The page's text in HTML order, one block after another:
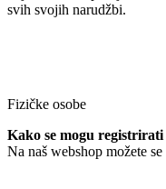
svih svojih narudžbi.
Fizičke osobe
Kako se mogu registrirati
Na naš webshop možete